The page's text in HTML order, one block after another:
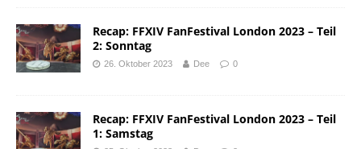
Recap: FFXIV FanFestival London 2023 – Teil
2: Sonntag
26. Oktober 2023 Dee 0
Recap: FFXIV FanFestival London 2023 – Teil
1: Samstag